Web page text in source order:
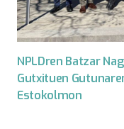
NPLDren Batzar
Gutxituen
Estokolmon